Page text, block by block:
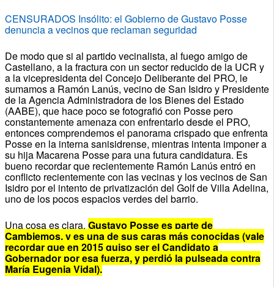
CENSURADOS Insólito: el Gobierno de Gustavo Posse
denuncia a vecinos que reclaman seguridad
De modo que si al partido vecinalista, al fuego amigo de
Castellano, a la fractura con un sector reducido de la UCR y
a la vicepresidenta del Concejo Deliberante del PRO, le
sumamos a Ramón Lanús, vecino de San Isidro y Presidente
de la Agencia Administradora de los Bienes del Estado
(AABE), que hace poco se fotografió con Posse pero
constantemente amenaza con enfrentarlo desde el PRO,
entonces comprendemos el panorama crispado que enfrenta
Posse en la interna sanisidrense, mientras intenta imponer a
su hija Macarena Posse para una futura candidatura. Es
bueno recordar que recientemente Ramón Lanús entró en
conflicto recientemente con las vecinas y los vecinos de San
Isidro por el intento de privatización del Golf de Villa Adelina,
uno de los pocos espacios verdes del barrio.
Una cosa es clara, Gustavo Posse es parte de
Cambiemos, y es una de sus caras más conocidas (vale
recordar que en 2015 quiso ser el Candidato a
Gobernador por esa fuerza, y perdió la pulseada contra
María Eugenia Vidal).